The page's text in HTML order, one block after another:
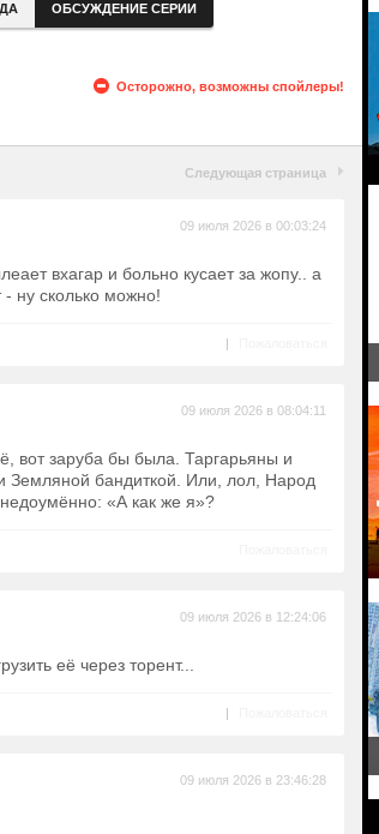
ОБСУЖДЕНИЕ СЕРИИ
Осторожно, возможны спойлеры!
Следующая страница
09 июля 2026 в 00:03:24
вхагар и больно кусает за жопу.. а
ну сколько можно!
|
09 июля 2026 в 08:04:11
вот заруба бы была. Таргарьяны и
Земляной бандиткой. Или, лол, Народ
недоумённо: «А как же я»?
09 июля 2026 в 12:24:06
её через торент...
|
09 июля 2026 в 23:46:28